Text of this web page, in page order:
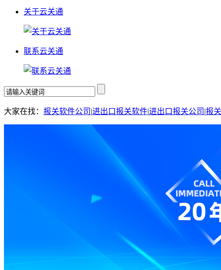
关于云关通
联系云关通
大家在找： 报关软件公司 |进出口报关软件|进出口报关公司 |报